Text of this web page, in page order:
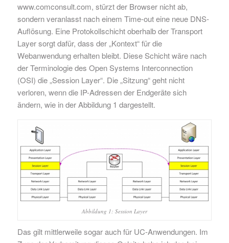
www.comconsult.com, stürzt der Browser nicht ab,
sondern veranlasst nach einem Time-out eine neue DNS-
Auflösung. Eine Protokollschicht oberhalb der Transport
Layer sorgt dafür, dass der „Kontext“ für die
Webanwendung erhalten bleibt. Diese Schicht wäre nach
der Terminologie des Open Systems Interconnection
(OSI) die „Session Layer“. Die „Sitzung“ geht nicht
verloren, wenn die IP-Adressen der Endgeräte sich
ändern, wie in der Abbildung 1 dargestellt.
Abbildung 1: Session Layer
Das gilt mittlerweile sogar auch für UC-Anwendungen. Im